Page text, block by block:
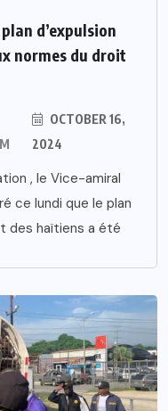
d’expulsion
normes du droit
OCTOBER 16,
2024
, le Vice-amiral
ce lundi que le plan
des haïtiens a été